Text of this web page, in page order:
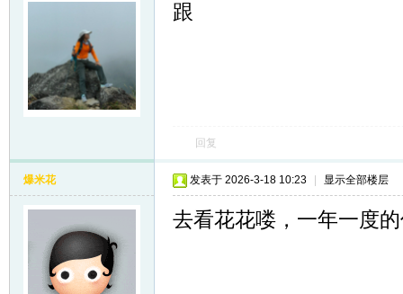
跟
回复
爆米花 发表于 2026-3-18 10:23 显示全部楼层
去看花花喽，一年一度